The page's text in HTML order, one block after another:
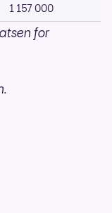
1 157 000
for